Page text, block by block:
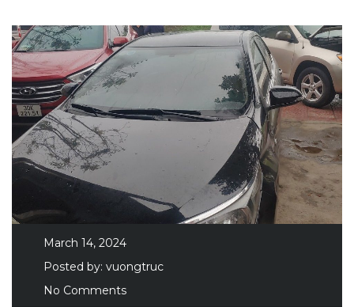
March 14, 2024
Posted by: vuongtruc
No Comments